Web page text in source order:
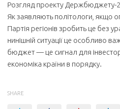
Розгляд проекту Держбюджету-
Як заявляють політо­логи, якщо
Партія регіонів зробить це без
нинішній ситуації це особливо
бюджет — це сигнал для
економіка країни в порядку.
SHARE